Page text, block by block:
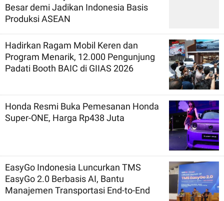
Besar demi Jadikan Indonesia Basis
Produksi ASEAN
Hadirkan Ragam Mobil Keren dan
Program Menarik, 12.000 Pengunjung
Padati Booth BAIC di GIIAS 2026
Honda Resmi Buka Pemesanan Honda
Super-ONE, Harga Rp438 Juta
EasyGo Indonesia Luncurkan TMS
EasyGo 2.0 Berbasis AI, Bantu
Manajemen Transportasi End-to-End